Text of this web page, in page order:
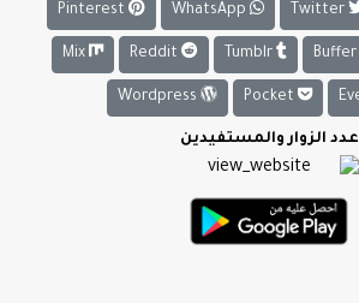
Twitter
Buffer
Tumblr
Mix
عدد الزوار والمستفيدين